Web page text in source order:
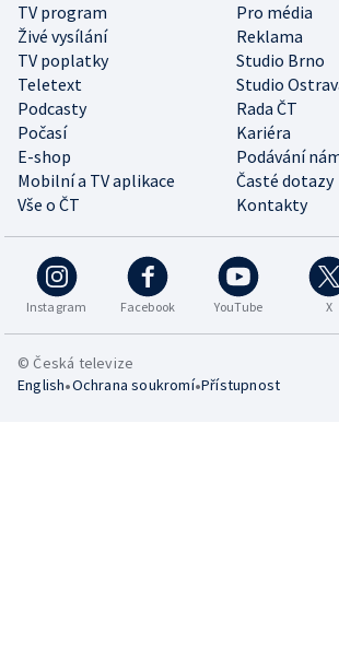
TV program
Pro média
Živé vysílání
Reklama
TV poplatky
Studio Brno
Teletext
Studio
Podcasty
Rada ČT
Počasí
Kariéra
E-shop
Podávání
Mobilní a TV aplikace
Časté dotazy
Vše o ČT
Kontakty
Instagram Facebook YouTube X
© Česká televize
English•Ochrana soukromí•Přístupnost